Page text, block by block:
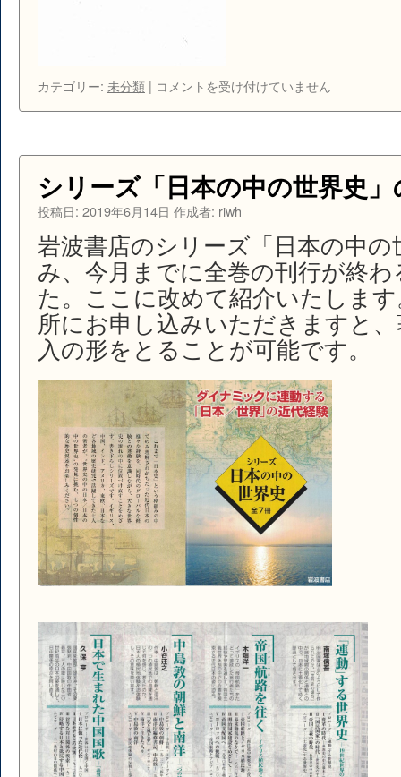
カテゴリー: 未分類 | World
Asia
は
コメントを受け付けていません
シリーズ「日本の中の世界史
投稿日: 2019年6月14日 作成者: riwh
岩波書店のシリーズ「日本の中
み、今月までに全巻の刊行が終
た。ここに改めて紹介いたしま
所にお申し込みいただきますと
入の形をとることが可能です。